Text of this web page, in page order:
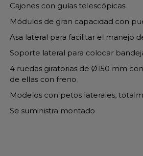
Cajones con guías telescópicas.
Módulos de gran capacidad con
Asa lateral para facilitar el manejo
Soporte lateral para colocar
4 ruedas giratorias de Ø150 mm
de ellas con freno.
Modelos con petos laterales,
Se suministra montado